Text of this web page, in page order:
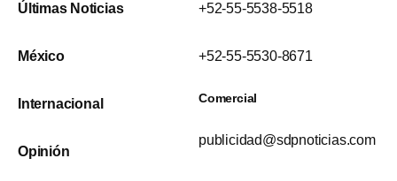
Últimas Noticias
México
Internacional
Opinión
+52-55-5538-5518
+52-55-5530-8671
Comercial
publicidad@sdpnoticias.com